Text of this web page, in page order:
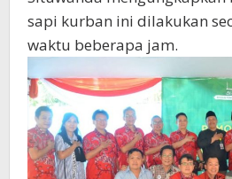
sapi kurban ini dilakukan
waktu beberapa jam.